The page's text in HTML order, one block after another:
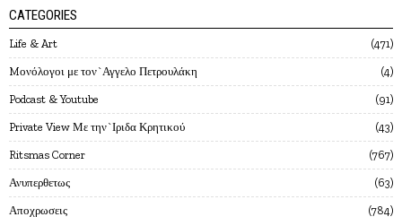
CATEGORIES
Life & Art 471
Mονόλογοι με τον`Αγγελο Πετρουλάκη 4
Podcast & Youtube 91
Private View Με την`Ιριδα Κρητικού 43
Ritsmas Corner 767
Ανυπερθετως 63
Αποχρωσεις 784